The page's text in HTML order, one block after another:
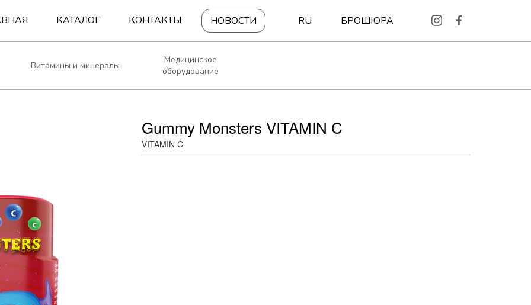
КАТАЛОГ КОНТАКТЫ НОВОСТИ RU БРОШЮРА
Витамины и минералы
Медицинское
оборудование
Gummy Monsters VITAMIN C
VITAMIN C